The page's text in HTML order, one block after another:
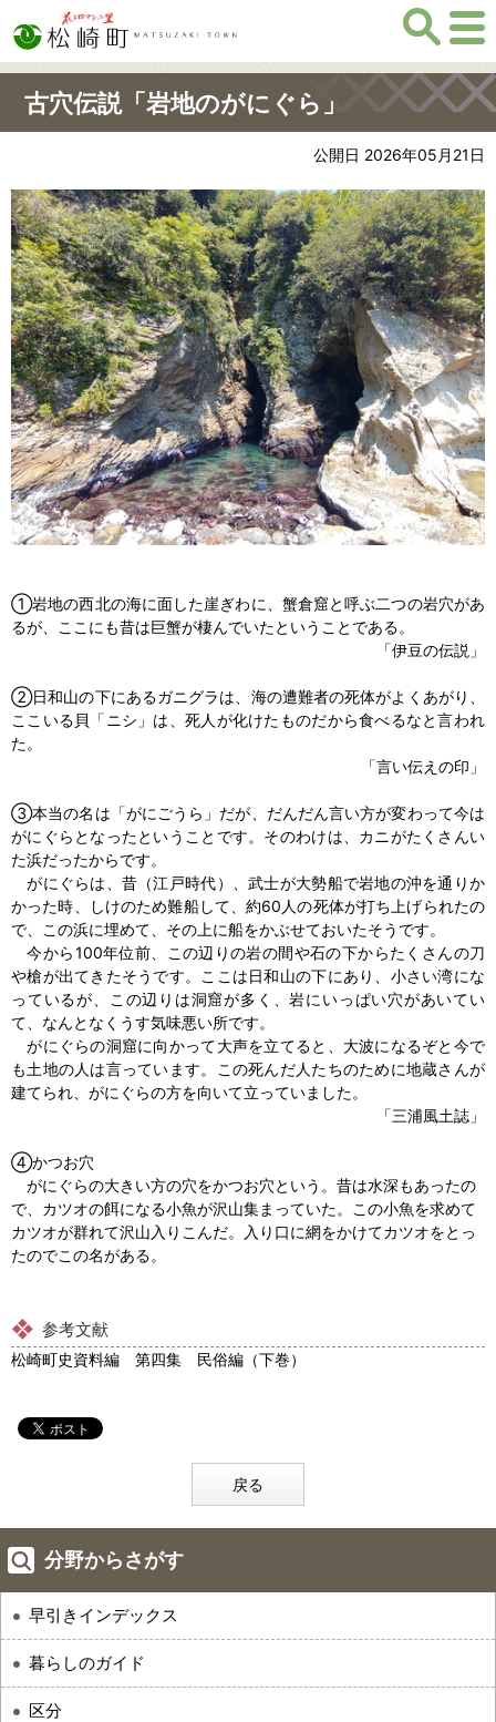
古穴伝説「岩地のがにぐら」
公開日 2026年05月21日
①岩地の西北の海に面した崖ぎわに、蟹倉窟と呼ぶ二つの岩穴があ
るが、ここにも昔は巨蟹が棲んでいたということである。
「伊豆の伝説」
②日和山の下にあるガニグラは、海の遭難者の死体がよくあがり、
ここいる貝「ニシ」は、死人が化けたものだから食べるなと言われ
た。
「言い伝えの印」
③本当の名は「がにごうら」だが、だんだん言い方が変わって今は
がにぐらとなったということです。そのわけは、カニがたくさんい
た浜だったからです。
がにぐらは、昔（江戸時代）、武士が大勢船で岩地の沖を通りか
かった時、しけのため難船して、約60人の死体が打ち上げられたの
で、この浜に埋めて、その上に船をかぶせておいたそうです。
今から100年位前、この辺りの岩の間や石の下からたくさんの刀
や槍が出てきたそうです。ここは日和山の下にあり、小さい湾にな
っているが、この辺りは洞窟が多く、岩にいっぱい穴があいてい
て、なんとなくうす気味悪い所です。
がにぐらの洞窟に向かって大声を立てると、大波になるぞと今で
も土地の人は言っています。この死んだ人たちのために地蔵さんが
建てられ、がにぐらの方を向いて立っていました。
「三浦風土誌」
④かつお穴
がにぐらの大きい方の穴をかつお穴という。昔は水深もあったの
で、カツオの餌になる小魚が沢山集まっていた。この小魚を求めて
カツオが群れて沢山入りこんだ。入り口に網をかけてカツオをとっ
たのでこの名がある。
参考文献
松崎町史資料編 第四集 民俗編（下巻）
戻る
分野からさがす
早引きインデックス
暮らしのガイド
区分